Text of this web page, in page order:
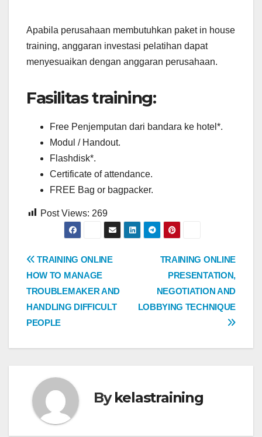
Apabila perusahaan membutuhkan paket in house
training, anggaran investasi pelatihan dapat
menyesuaikan dengan anggaran perusahaan.
Fasilitas training:
Free Penjemputan dari bandara ke hotel*.
Modul / Handout.
Flashdisk*.
Certificate of attendance.
FREE Bag or bagpacker.
Post Views: 269
Post
navigation
TRAINING ONLINE
PRESENTATION,
NEGOTIATION AND
LOBBYING TECHNIQUE
TRAINING ONLINE
HOW TO MANAGE
TROUBLEMAKER AND
HANDLING DIFFICULT
PEOPLE
Bykelastraining